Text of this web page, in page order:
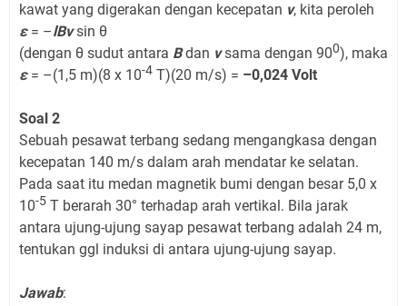
kawat yang digerakan dengan kecepatan v, kita peroleh
ε= –lBvsin θ
(dengan θ sudut antara Bdan vsama dengan 900), maka
ε= –(1,5 m)(8 x 10-4 T)(20 m/s) = –0,024 Volt
Soal 2
Sebuah pesawat terbang sedang mengangkasa dengan
kecepatan 140 m/s dalam arah mendatar ke selatan.
Pada saat itu medan magnetik bumi dengan besar 5,0 x
10-5 T berarah 30° terhadap arah vertikal. Bila jarak
antara ujung-ujung sayap pesawat terbang adalah 24 m,
tentukan ggl induksi di antara ujung-ujung sayap.
Jawab: